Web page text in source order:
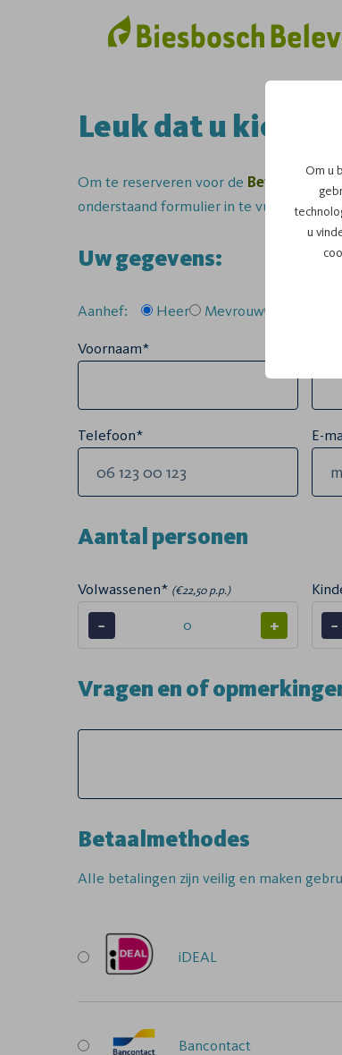
Om u
u
Leuk dat u kiest
Om te reserveren voor de Bevertocht
onderstaand formulier in te vullen.
Uw gegevens:
Aanhef: Heer Mevrouw
Voornaam*
Telefoon* E-
Aantal personen
Volwassenen* (€22,50 p.p.)
− + −
Vragen en of
Betaalmethodes
Alle betalingen zijn veilig en maken
iDEAL
Bancontact